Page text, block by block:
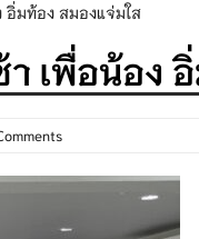
สานพระพุทธศาสนา เนื่อง
เสริมสร้างวินัยและความปลอ
อิ่มท้อง สมองแจ่มใส
เพื่อน้อง